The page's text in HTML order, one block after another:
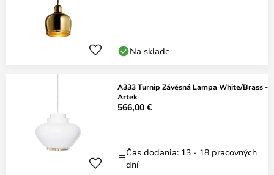
Na sklade
A333 Turnip Závěsná Lampa White/Brass -
Artek
566,00 €
Čas dodania: 13 - 18 pracovných
dní